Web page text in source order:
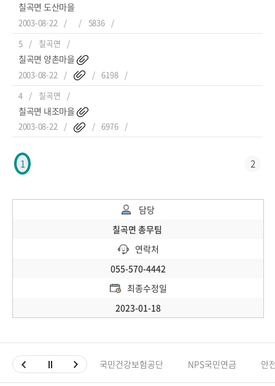
칠곡면 도산마을
2003-08-22
5836
5
칠곡면
칠곡면 양촌마을
2003-08-22
6198
4
칠곡면
칠곡면 내조마을
2003-08-22 6976
1 2
담당
칠곡면 총무팀
연락처
055-570-4442
최종수정일
2023-01-18
국민건강보험공단 NPS국민연금 안